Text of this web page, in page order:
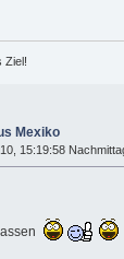
Ziel!
Mexiko
15:19:58